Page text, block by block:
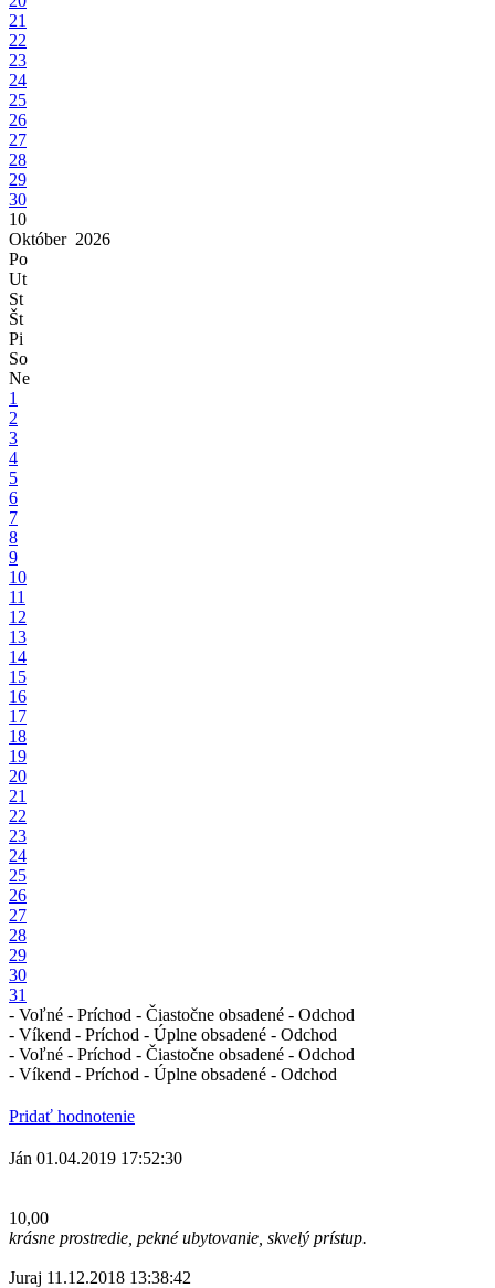
21
22
23
24
25
26
27
28
29
30
10
Október 2026
Po
Ut
St
Št
Pi
So
Ne
1
2
3
4
5
6
7
8
9
10
11
12
13
14
15
16
17
18
19
20
21
22
23
24
25
26
27
28
29
30
31
- Voľné - Príchod - Čiastočne obsadené - Odchod
- Víkend - Príchod - Úplne obsadené - Odchod
- Voľné - Príchod - Čiastočne obsadené - Odchod
- Víkend - Príchod - Úplne obsadené - Odchod
Pridať hodnotenie
Ján 01.04.2019 17:52:30
10,00
krásne prostredie, pekné ubytovanie, skvelý prístup.
Juraj 11.12.2018 13:38:42